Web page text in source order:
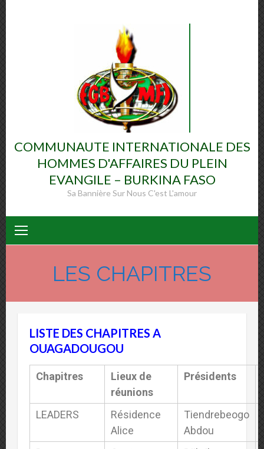
COMMUNAUTE INTERNATIONALE DES
HOMMES D'AFFAIRES DU PLEIN
EVANGILE – BURKINA FASO
Sa Bannière Sur Nous C'est L'amour
LES CHAPITRES
LISTE DES CHAPITRES A
OUAGADOUGOU
Chapitres
Lieux de
réunions
Présidents
LEADERS
Résidence
Alice
Tiendrebeogo
Abdou